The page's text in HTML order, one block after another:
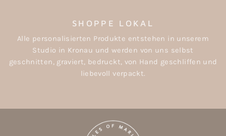
SHOPPE LOKAL
Alle personalisierten Produkte entstehen in unserem
Studio in Kronau und werden von uns selbst
geschnitten, graviert, bedruckt, von Hand geschliffen und
liebevoll verpackt.